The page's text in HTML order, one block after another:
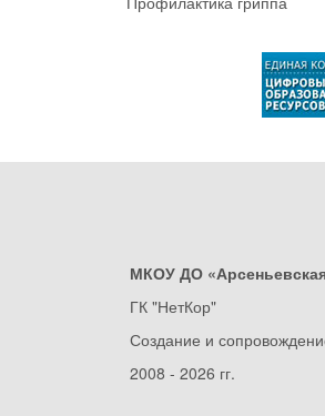
МКОУ ДО
ГК "НетКор"
Создание и
2008 - 2026 гг.